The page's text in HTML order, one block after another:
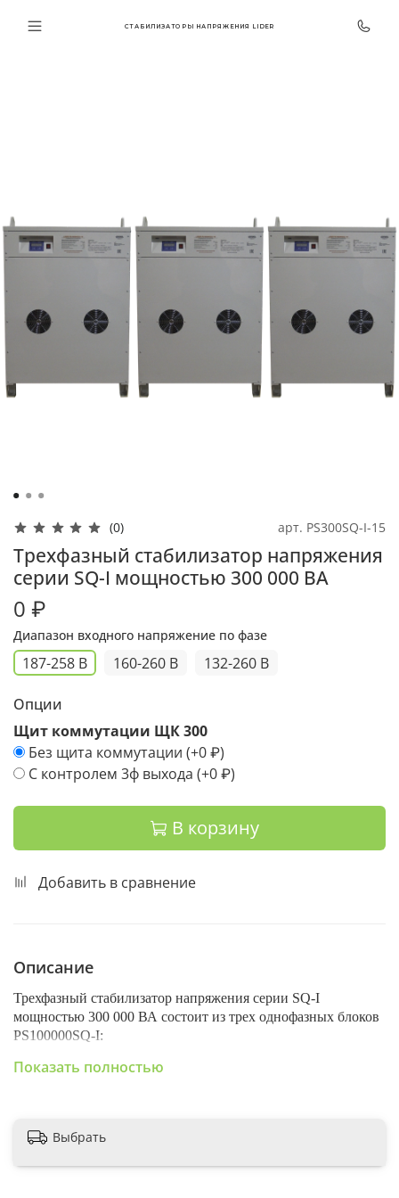
СТАБИЛИЗАТОРЫ НАПРЯЖЕНИЯ LIDER
(0) арт. PS300SQ-I-15
Трехфазный стабилизатор напряжения
серии SQ-I мощностью 300 000 ВА
0 ₽
Диапазон входного напряжение по фазе
187-258 В 160-260 В 132-260 В
Опции
Щит коммутации ЩК 300
Без щита коммутации (+0 ₽)
С контролем 3ф выхода (+0 ₽)
В корзину
Добавить в сравнение
Описание
Трехфазный стабилизатор напряжения серии SQ-I
мощностью 300 000 ВА состоит из трех однофазных блоков
PS100000SQ-I:
Стабилизатор
ВА
РабочееНоминальное
Показать полностью
Выбрать